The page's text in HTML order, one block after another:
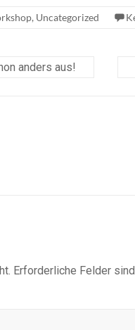
, Uncategorized
anders aus!
Erforderliche Felder